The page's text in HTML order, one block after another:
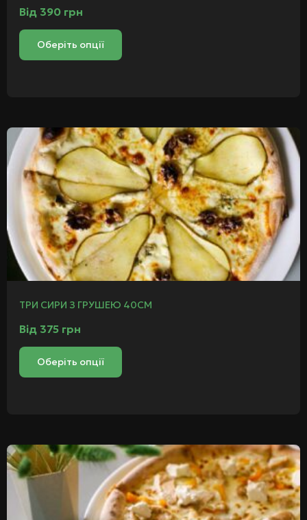
Від 390 грн
Оберіть опції
ТРИ СИРИ З ГРУШЕЮ 40СМ
Від 375 грн
Оберіть опції